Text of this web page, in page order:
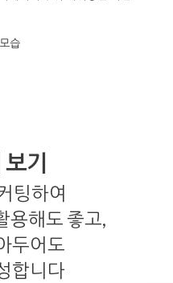
습
기
팅하여
용해도 좋고,
두어도
합니다